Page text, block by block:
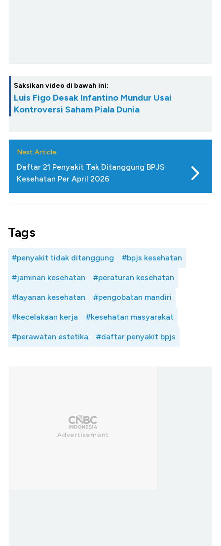
Saksikan video di bawah ini:
Luis Figo Desak Infantino Mundur Usai
Kontroversi Saham Piala Dunia
Next Article
Daftar 21 Penyakit Tak Ditanggung BPJS
Kesehatan Per April 2026
Tags
#penyakit tidak ditanggung #bpjs kesehatan
#jaminan kesehatan #peraturan kesehatan
#layanan kesehatan #pengobatan mandiri
#kecelakaan kerja #kesehatan masyarakat
#perawatan estetika #daftar penyakit bpjs